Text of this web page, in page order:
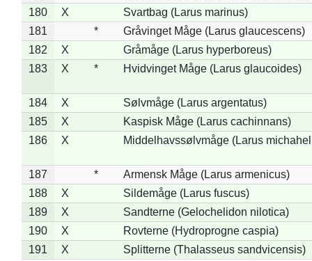
180
X
Svartbag (Larus marinus)
181
*
Gråvinget Måge (Larus glaucescens)
182
X
Gråmåge (Larus hyperboreus)
183
X * Hvidvinget Måge (Larus glaucoides)
184 X
Sølvmåge (Larus argentatus)
185
X
Kaspisk Måge (Larus cachinnans)
186
X Middelhavssølvmåge (Larus
187 *
Armensk Måge (Larus armenicus)
188
X
Sildemåge (Larus fuscus)
189
X
Sandterne (Gelochelidon nilotica)
190
X
Rovterne (Hydroprogne caspia)
191
X
Splitterne (Thalasseus sandvicensis)